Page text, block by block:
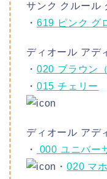
サンク クルール
・ 619 ピンク グ
ディオール アデ
・ 020 ブラウン
・ 015 チェリー
ディオール アデ
・
000 ユニバー
・020 マ